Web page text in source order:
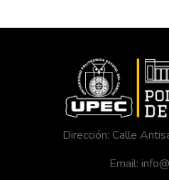
Dirección: Calle
Email: